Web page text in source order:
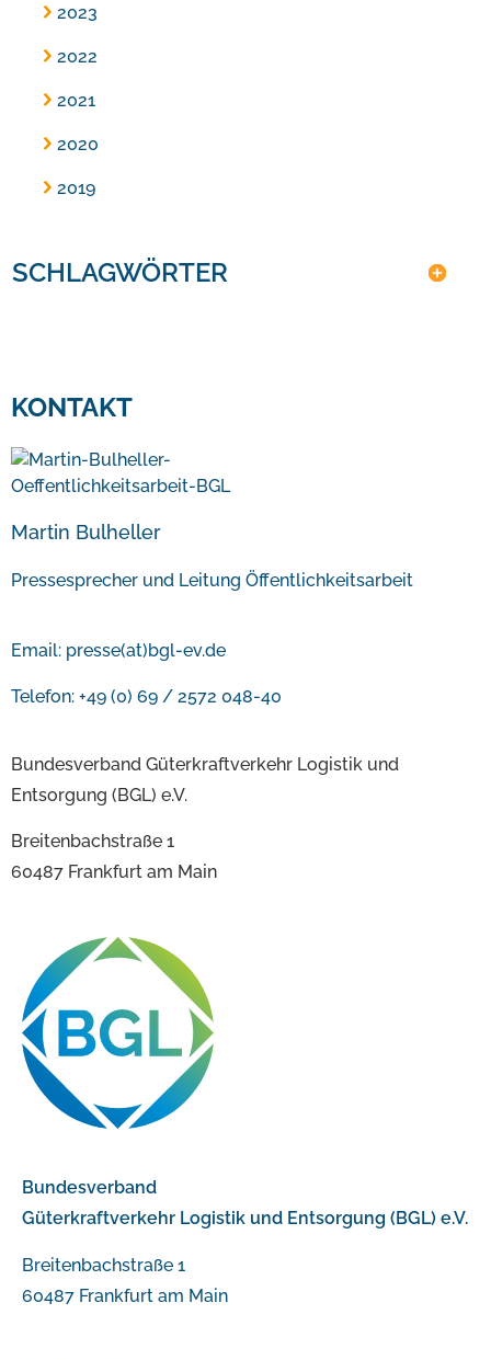
2023
2022
2021
2020
2019
SCHLAGWÖRTER
KONTAKT
Martin Bulheller
Pressesprecher und Leitung Öffentlichkeitsarbeit
Email: presse(at)bgl-ev.de
Telefon: +49 (0) 69 / 2572 048-40
Bundesverband Güterkraftverkehr Logistik und
Entsorgung (BGL) e.V.
Breitenbachstraße 1
60487 Frankfurt am Main
Bundesverband
Güterkraftverkehr Logistik und Entsorgung (BGL) e.V.
Breitenbachstraße 1
60487 Frankfurt am Main